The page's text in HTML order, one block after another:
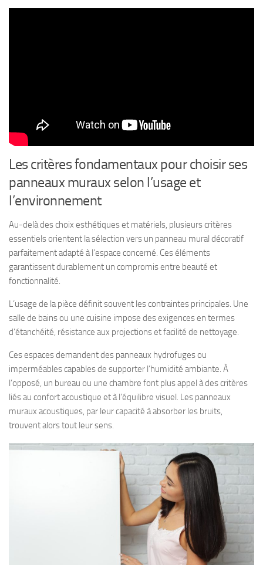
Les critères fondamentaux pour choisir ses
panneaux muraux selon l’usage et
l’environnement
Au-delà des choix esthétiques et matériels, plusieurs critères
essentiels orientent la sélection vers un panneau mural décoratif
parfaitement adapté à l’espace concerné. Ces éléments
garantissent durablement un compromis entre beauté et
fonctionnalité.
L’usage de la pièce définit souvent les contraintes principales. Une
salle de bains ou une cuisine impose des exigences en termes
d’étanchéité, résistance aux projections et facilité de nettoyage.
Ces espaces demandent des panneaux hydrofuges ou
imperméables capables de supporter l’humidité ambiante. À
l’opposé, un bureau ou une chambre font plus appel à des critères
liés au confort acoustique et à l’équilibre visuel. Les panneaux
muraux acoustiques, par leur capacité à absorber les bruits,
trouvent alors tout leur sens.